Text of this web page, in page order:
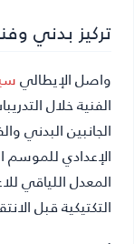
تركيز بدني
واصل الإيطالي
الفنية خلال
الجانبين البدني
الإعدادي للموسم
المعدل اللياقي
التكتيكية قبل